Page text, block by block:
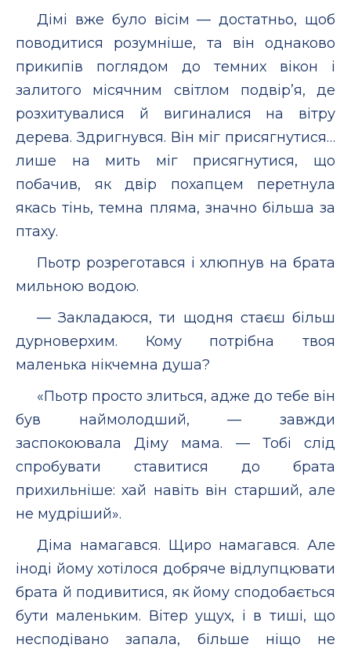
Дімі вже було вісім — достатньо, щоб
поводитися розумніше, та він однаково
прикипів поглядом до темних вікон і
залитого місячним світлом подвір’я, де
розхитувалися й вигиналися на вітру
дерева. Здригнувся. Він міг присягнутися…
лише на мить міг присягнутися, що
побачив, як двір похапцем перетнула
якась тінь, темна пляма, значно більша за
птаху.
Пьотр розреготався і хлюпнув на брата
мильною водою.
— Закладаюся, ти щодня стаєш більш
дурноверхим. Кому потрібна твоя
маленька нікчемна душа?
«Пьотр просто злиться, адже до тебе він
був наймолодший, — завжди
заспокоювала Діму мама. — Тобі слід
спробувати ставитися до брата
прихильніше: хай навіть він старший, але
не мудріший».
Діма намагався. Щиро намагався. Але
іноді йому хотілося добряче відлупцювати
брата й подивитися, як йому сподобається
бути маленьким. Вітер ущух, і в тиші, що
несподівано запала, більше ніщо не